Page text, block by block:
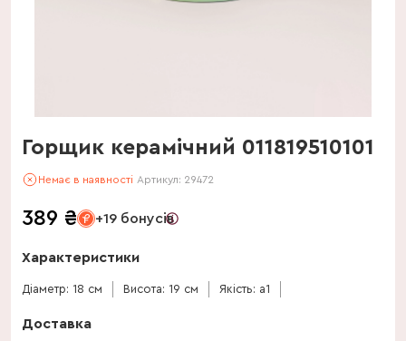
Горщик керамічний 011819510101
Немає в наявності Артикул: 29472
389 ₴ +19 бонусів
Характеристики
Діаметр: 18 см Висота: 19 см Якість: a1
Доставка